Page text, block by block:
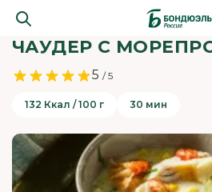
ЧАУДЕР С
5 / 5
132 Ккал / 100 г 30 мин